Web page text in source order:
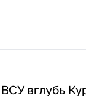
вглубь